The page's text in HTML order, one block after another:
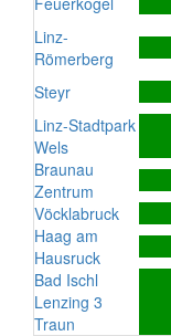
Linz-
Römerberg
Steyr
Linz-Stadtpark
Wels
Braunau
Zentrum
Vöcklabruck
Haag am
Hausruck
Bad Ischl
Lenzing 3
Traun